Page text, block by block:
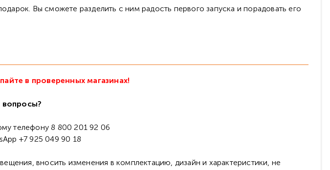
Вы сможете разделить с ним радость первого запуска и порадовать его
в проверенных магазинах!
вопросы?
телефону 8 800 201 92 06
+7 925 049 90 18
вносить изменения в комплектацию, дизайн и характеристики, не